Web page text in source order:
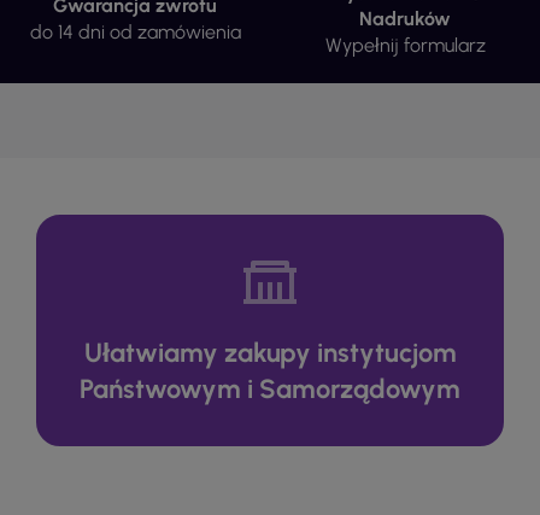
Gwarancja zwrotu
do 14 dni od zamówienia
Nadruków
Wypełnij formularz
Ułatwiamy zakupy instytucjom
Państwowym i Samorządowym